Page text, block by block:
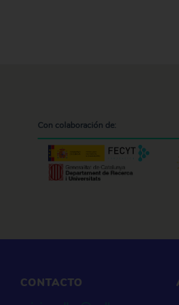
Con colaboración de:
CONTACTO